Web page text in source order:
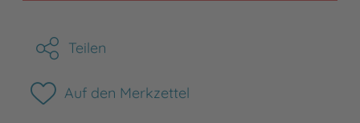
Teilen
Auf den Merkzettel